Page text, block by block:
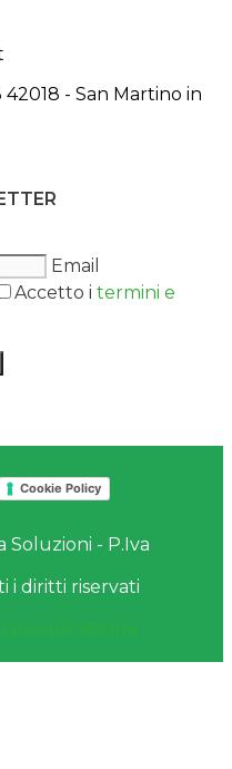
42018 - San Martino in
Email
Accetto i termini e
Cookie Policy
Soluzioni - P.Iva
i diritti riservati